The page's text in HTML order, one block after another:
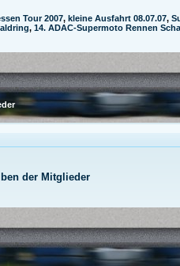
Tour 2007, kleine Ausfahrt 08.07.07,
, 14. ADAC-Supermoto Rennen
der Mitglieder